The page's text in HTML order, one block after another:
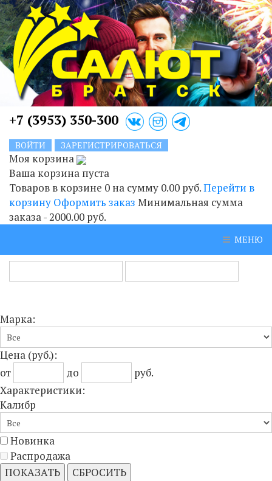
+7 (3953) 350-300
ВОЙТИ ЗАРЕГИСТРИРОВАТЬСЯ
Моя корзина
Ваша корзина пуста
Товаров в корзине 0 на сумму 0.00 руб.Перейти в
корзину Оформить заказ Минимальная сумма
заказа - 2000.00 руб.
МЕНЮ
Марка:
Цена (руб.):
от
до
руб.
Характеристики:
Калибр
Новинка
Распродажа
ПОКАЗАТЬ
СБРОСИТЬ